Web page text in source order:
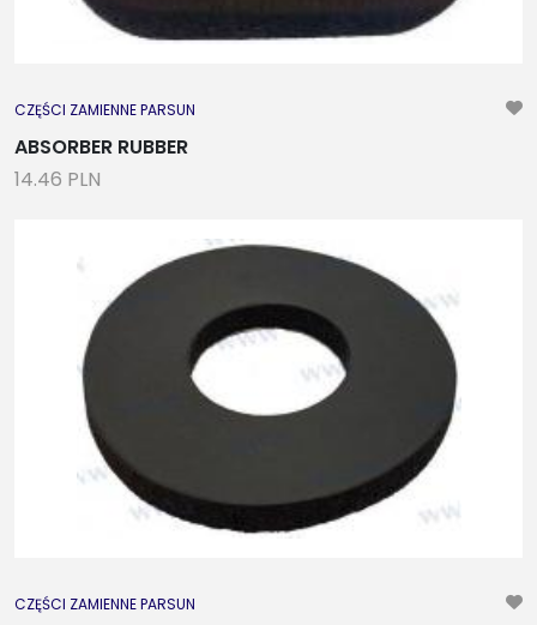
CZĘŚCI ZAMIENNE PARSUN
ABSORBER RUBBER
14.46 PLN
CZĘŚCI ZAMIENNE PARSUN